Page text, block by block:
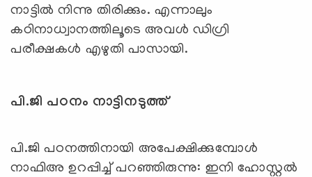
നാട്ടില്‍ നിന്നു തിരിക്കും. എന്നാലും
കഠിനാധ്വാനത്തിലൂടെ അവള്‍ ഡിഗ്രി
പരീക്ഷകള്‍ എഴുതി പാസായി.
പി.ജി പഠനം നാട്ടിനടുത്ത്
പി.ജി പഠനത്തിനായി അപേക്ഷിക്കുമ്പോള്‍
നാഫിഅ ഉറപ്പിച്ച് പറഞ്ഞിരുന്നു: ഇനി ഹോസ്റ്റല്‍